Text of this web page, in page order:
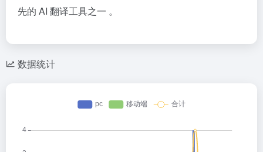
先的 AI 翻译工具之一 。
数据统计